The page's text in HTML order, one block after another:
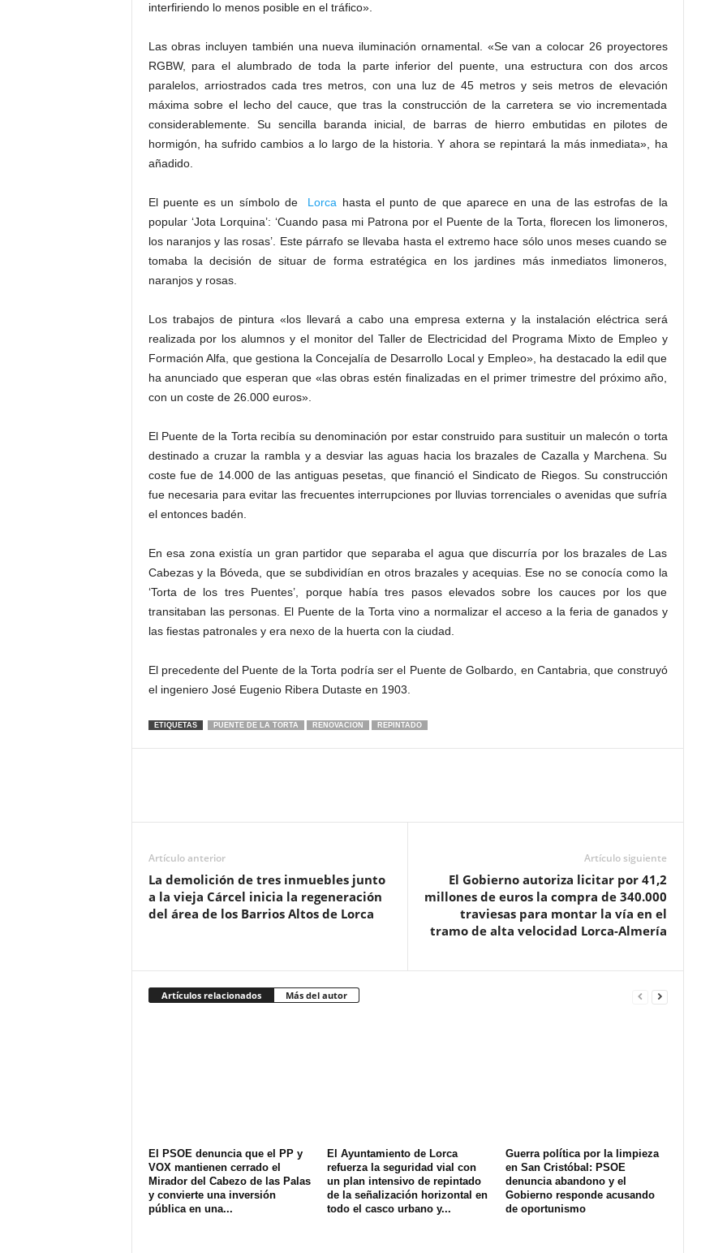
interfiriendo lo menos posible en el tráfico».
Las obras incluyen también una nueva iluminación ornamental. «Se van a colocar 26 proyectores
RGBW, para el alumbrado de toda la parte inferior del puente, una estructura con dos arcos
paralelos, arriostrados cada tres metros, con una luz de 45 metros y seis metros de elevación
máxima sobre el lecho del cauce, que tras la construcción de la carretera se vio incrementada
considerablemente. Su sencilla baranda inicial, de barras de hierro embutidas en pilotes de
hormigón, ha sufrido cambios a lo largo de la historia. Y ahora se repintará la más inmediata», ha
añadido.
El puente es un símbolo de Lorca hasta el punto de que aparece en una de las estrofas de la
popular ‘Jota Lorquina’: ‘Cuando pasa mi Patrona por el Puente de la Torta, florecen los limoneros,
los naranjos y las rosas’. Este párrafo se llevaba hasta el extremo hace sólo unos meses cuando se
tomaba la decisión de situar de forma estratégica en los jardines más inmediatos limoneros,
naranjos y rosas.
Los trabajos de pintura «los llevará a cabo una empresa externa y la instalación eléctrica será
realizada por los alumnos y el monitor del Taller de Electricidad del Programa Mixto de Empleo y
Formación Alfa, que gestiona la Concejalía de Desarrollo Local y Empleo», ha destacado la edil que
ha anunciado que esperan que «las obras estén finalizadas en el primer trimestre del próximo año,
con un coste de 26.000 euros».
El Puente de la Torta recibía su denominación por estar construido para sustituir un malecón o torta
destinado a cruzar la rambla y a desviar las aguas hacia los brazales de Cazalla y Marchena. Su
coste fue de 14.000 de las antiguas pesetas, que financió el Sindicato de Riegos. Su construcción
fue necesaria para evitar las frecuentes interrupciones por lluvias torrenciales o avenidas que sufría
el entonces badén.
En esa zona existía un gran partidor que separaba el agua que discurría por los brazales de Las
Cabezas y la Bóveda, que se subdividían en otros brazales y acequias. Ese no se conocía como la
‘Torta de los tres Puentes’, porque había tres pasos elevados sobre los cauces por los que
transitaban las personas. El Puente de la Torta vino a normalizar el acceso a la feria de ganados y
las fiestas patronales y era nexo de la huerta con la ciudad.
El precedente del Puente de la Torta podría ser el Puente de Golbardo, en Cantabria, que construyó
el ingeniero José Eugenio Ribera Dutaste en 1903.
ETIQUETAS PUENTE DE LA TORTA RENOVACION REPINTADO
Artículo anterior
La demolición de tres inmuebles junto
a la vieja Cárcel inicia la regeneración
del área de los Barrios Altos de Lorca
Artículo siguiente
El Gobierno autoriza licitar por 41,2
millones de euros la compra de 340.000
traviesas para montar la vía en el
tramo de alta velocidad Lorca-Almería
Artículos relacionados Más del autor
El PSOE denuncia que el PP y
VOX mantienen cerrado el
Mirador del Cabezo de las Palas
y convierte una inversión
pública en una...
El Ayuntamiento de Lorca
refuerza la seguridad vial con
un plan intensivo de repintado
de la señalización horizontal en
todo el casco urbano y...
Guerra política por la limpieza
en San Cristóbal: PSOE
denuncia abandono y el
Gobierno responde acusando
de oportunismo